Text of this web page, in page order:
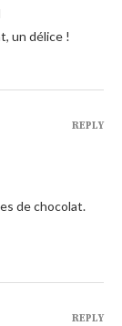
un délice !
de chocolat.
REPLY
REPLY